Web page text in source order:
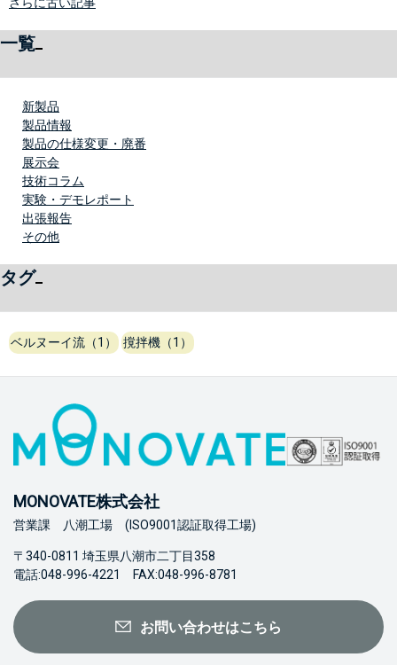
一覧
新製品
製品情報
製品の仕様変更・廃番
展示会
技術コラム
実験・デモレポート
出張報告
その他
タグ
ベルヌーイ流（1） 撹拌機（1）
MONOVATE株式会社
営業課 八潮工場 (ISO9001認証取得工場)
〒340-0811 埼玉県八潮市二丁目358
電話:048-996-4221 FAX:048-996-8781
お問い合わせはこちら